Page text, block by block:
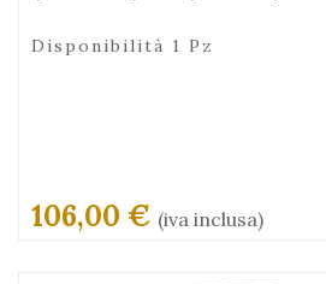
Disponibilità 1 Pz
106,00 € (iva inclusa)